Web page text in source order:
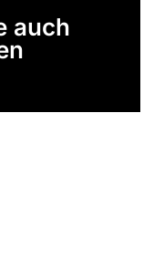
auch